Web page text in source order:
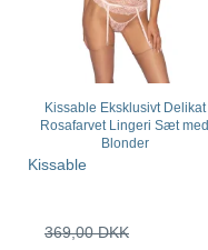
Kissable Eksklusivt Delikat
Rosafarvet Lingeri Sæt med
Blonder
Kissable
369,00 DKK